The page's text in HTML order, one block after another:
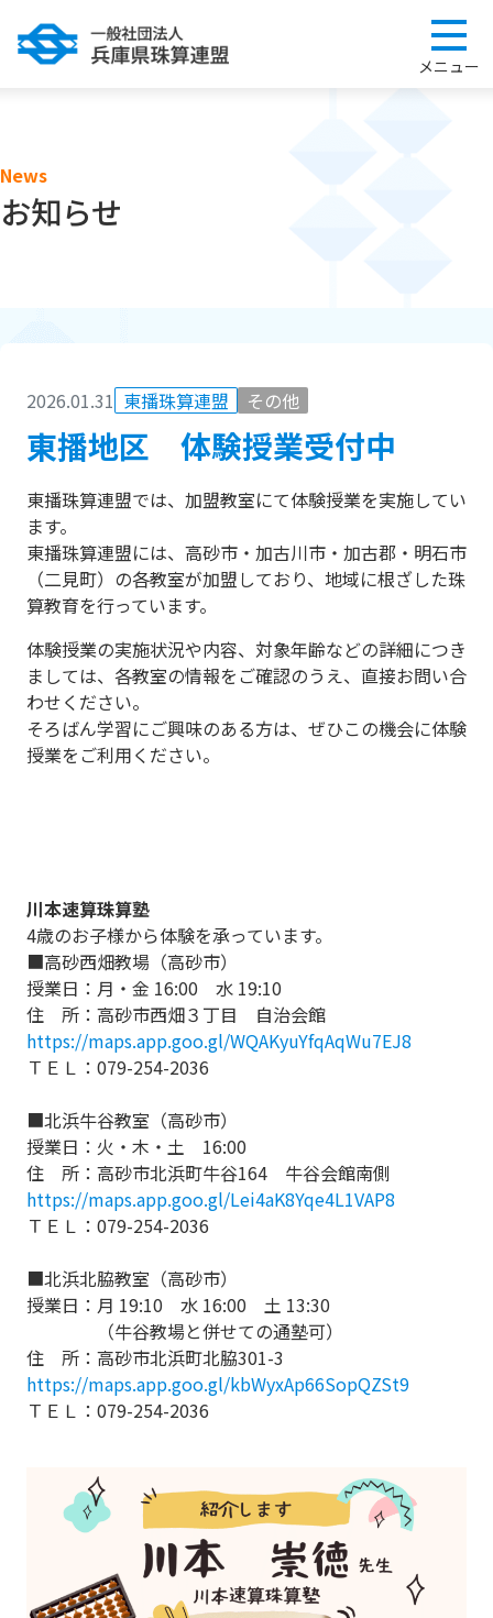
News
お知らせ
2026.01.31 東播珠算連盟 その他
東播地区 体験授業受付中
東播珠算連盟では、加盟教室にて体験授業を実施してい
ます。
東播珠算連盟には、高砂市・加古川市・加古郡・明石市
（二見町）の各教室が加盟しており、地域に根ざした珠
算教育を行っています。
体験授業の実施状況や内容、対象年齢などの詳細につき
ましては、各教室の情報をご確認のうえ、直接お問い合
わせください。
そろばん学習にご興味のある方は、ぜひこの機会に体験
授業をご利用ください。
川本速算珠算塾
4歳のお子様から体験を承っています。
■高砂西畑教場（高砂市）
授業日：月・金 16:00 水 19:10
住 所：高砂市西畑３丁目 自治会館
https://maps.app.goo.gl/WQAKyuYfqAqWu7EJ8
ＴＥＬ：079-254-2036
■北浜牛谷教室（高砂市）
授業日：火・木・土 16:00
住 所：高砂市北浜町牛谷164 牛谷会館南側
https://maps.app.goo.gl/Lei4aK8Yqe4L1VAP8
ＴＥＬ：079-254-2036
■北浜北脇教室（高砂市）
授業日：月 19:10 水 16:00 土 13:30
（牛谷教場と併せての通塾可）
住 所：高砂市北浜町北脇301-3
https://maps.app.goo.gl/kbWyxAp66SopQZSt9
ＴＥＬ：079-254-2036